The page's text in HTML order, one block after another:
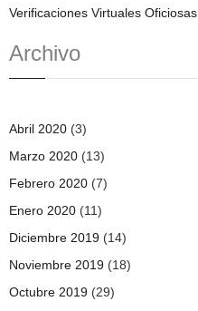
Verificaciones Virtuales Oficiosas
Archivo
Abril 2020 (3)
Marzo 2020 (13)
Febrero 2020 (7)
Enero 2020 (11)
Diciembre 2019 (14)
Noviembre 2019 (18)
Octubre 2019 (29)